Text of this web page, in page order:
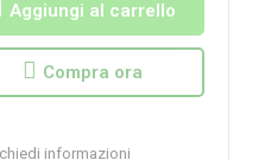
Aggiungi al carrello
Compra ora
informazioni